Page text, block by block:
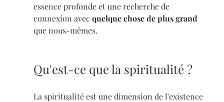
essence profonde et une recherche de
connexion avec quelque chose de plus grand
que nous-mêmes.
Qu'est-ce que la spiritualité ?
La spiritualité est une dimension de l'existence